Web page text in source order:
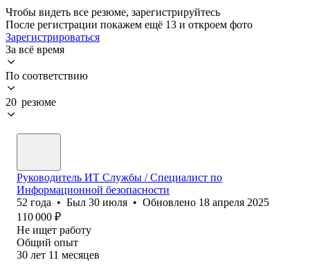
Чтобы видеть все резюме, зарегистрируйтесь
После регистрации покажем ещё 13 и откроем фото
Зарегистрироваться
За всё время
По соответствию
20 резюме
Руководитель ИТ Службы / Специалист по
Информационной безопасности
52 года • Был 30 июля • Обновлено 18 апреля 2025
110 000 ₽
Не ищет работу
Общий опыт
30 лет 11 месяцев